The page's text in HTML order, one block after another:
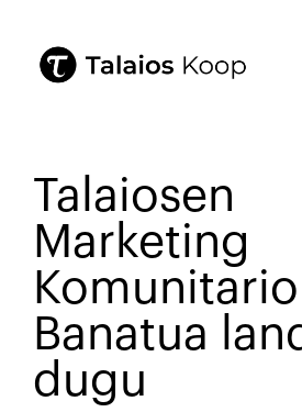
Talaiosen
Marketing
Komunitario
Banatua
dugu